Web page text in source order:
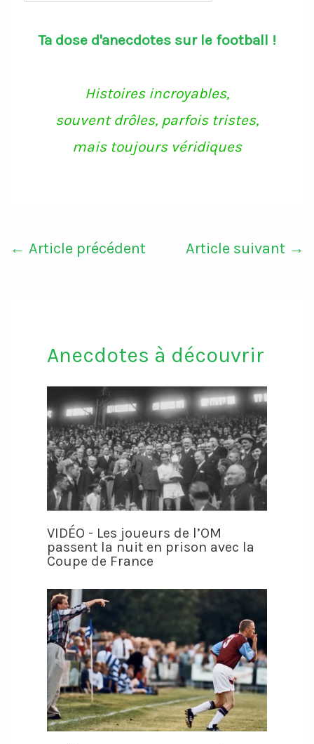
Ta dose d'anecdotes sur le football !
Histoires incroyables,
souvent drôles, parfois tristes,
mais toujours véridiques
← Article précédent Article suivant →
Anecdotes à découvrir
VIDÉO - Les joueurs de l’OM
passent la nuit en prison avec la
Coupe de France